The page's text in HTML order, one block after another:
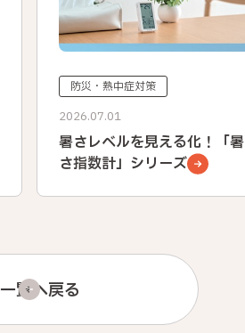
防災・熱中症対策
2026.07.01
暑さレベルを見える化！「暑
さ指数計」シリーズ
一覧へ戻る